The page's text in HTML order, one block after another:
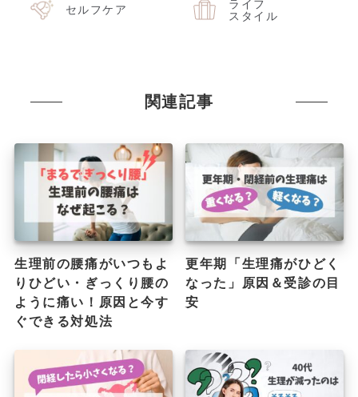
セルフケア
ライフ
スタイル
関連記事
生理前の腰痛がいつもよ
りひどい・ぎっくり腰の
ように痛い！原因と今す
ぐできる対処法
更年期「生理痛がひどく
なった」原因＆受診の目
安